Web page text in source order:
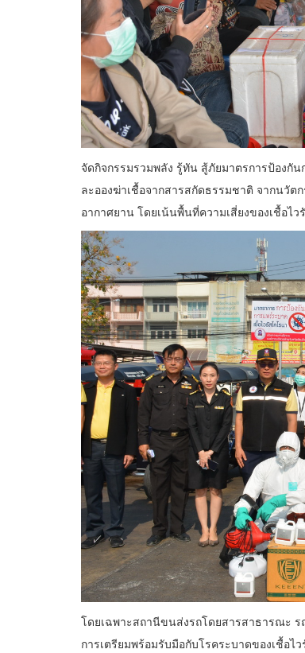
จัดกิจกรรมรวมพลัง รู้ทัน สู้ภัยมาตรการป้องกั
ละอองฆ่าเชื้อจากสารสกัดธรรมชาติ จากนวัต
อากาศยาน โดยเน้นพื้นที่ความเสี่ยงของเชื้อไว
โดยเฉพาะสถานีขนส่งรถโดยสารสาธารณะ
การเตรียมพร้อมรับมือกับโรคระบาดของเชื้อ